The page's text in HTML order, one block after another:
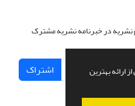
ارائه بهترین
نشریه در خبرنامه نشریه مشترک
اشتراک